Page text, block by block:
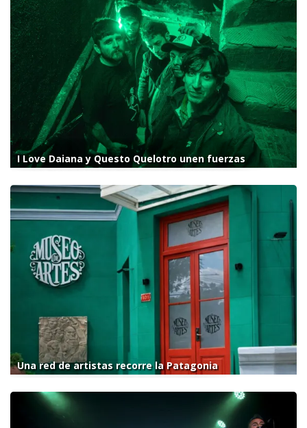
I Love Daiana y Questo Quelotro unen fuerzas
Una red de artistas recorre la Patagonia